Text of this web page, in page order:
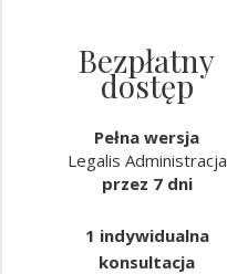
Bezpłatny
dostęp
Pełna wersja
Legalis Administracja
przez 7 dni
1 indywidualna
konsultacja